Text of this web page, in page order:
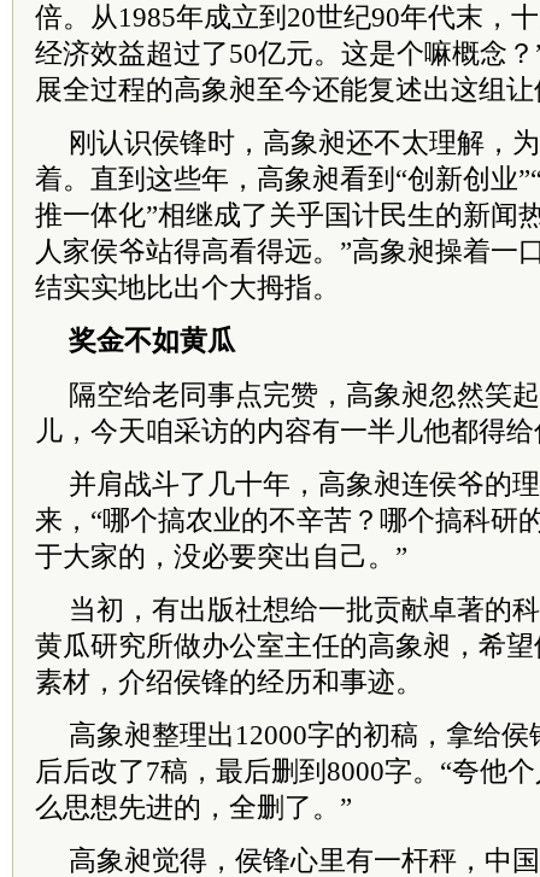
倍。从1985年成立到20世纪90年代末，
经济效益超过了50亿元。这是个嘛概念
展全过程的高象昶至今还能复述出这组
刚认识侯锋时，高象昶还不太理解，
着。直到这些年，高象昶看到“创新创业
推一体化”相继成了关乎国计民生的新闻
人家侯爷站得高看得远。”高象昶操着一
结实实地比出个大拇指。
奖金不如黄瓜
隔空给老同事点完赞，高象昶忽然笑
儿，今天咱采访的内容有一半儿他都得给
并肩战斗了几十年，高象昶连侯爷的
来，“哪个搞农业的不辛苦？哪个搞科研
于大家的，没必要突出自己。”
当初，有出版社想给一批贡献卓著的
黄瓜研究所做办公室主任的高象昶，希
素材，介绍侯锋的经历和事迹。
高象昶整理出12000字的初稿，拿给
后后改了7稿，最后删到8000字。“夸他
么思想先进的，全删了。”
高象昶觉得，侯锋心里有一杆秤，中